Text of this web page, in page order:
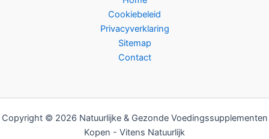
Cookiebeleid
Privacyverklaring
Sitemap
Contact
Copyright © 2026 Natuurlijke & Gezonde Voedingssupplementen
Kopen - Vitens Natuurlijk